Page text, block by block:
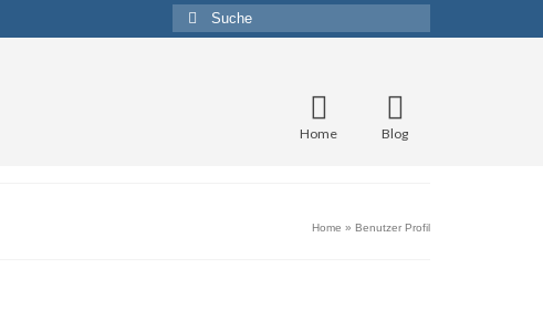
Suche
nach:
Home Blog
Home » Benutzer Profil